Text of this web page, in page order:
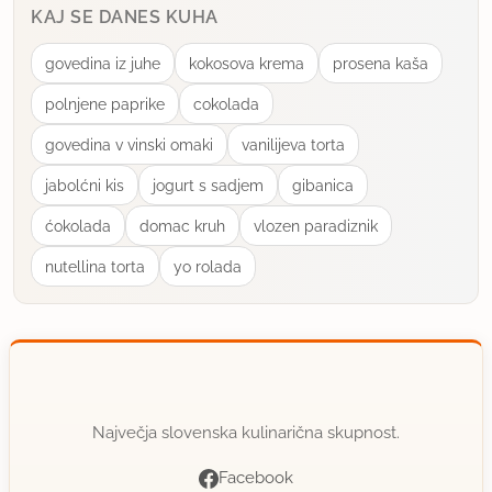
lucka52
član od 2007 1939 sporočil
13.9.2008 ob 16:57
Nisem ravno "specialistka" za rolade, ampak ta je
res uspela.Enostavno in hitro-slikco pa tudi
posljem.Lp
17.11.2008 ob 21:49
KAJ SE DANES KUHA
govedina iz juhe kokosova krema prosena kaša
polnjene paprike cokolada
govedina v vinski omaki vanilijeva torta
jabolćni kis jogurt s sadjem gibanica
ćokolada domac kruh vlozen paradiznik
nutellina torta yo rolada
Največja slovenska kulinarična skupnost.
Facebook